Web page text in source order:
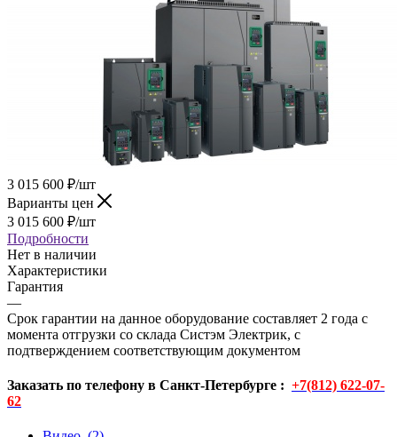
3 015 600 ₽/шт
Варианты цен
3 015 600 ₽/шт
Подробности
Нет в наличии
Характеристики
Гарантия
—
Срок гарантии на данное оборудование составляет 2 года с
момента отгрузки со склада Систэм Электрик, с
подтверждением соответствующим документом
Заказать по телефону в Санкт-Петербурге : +7(812) 622-07-
62